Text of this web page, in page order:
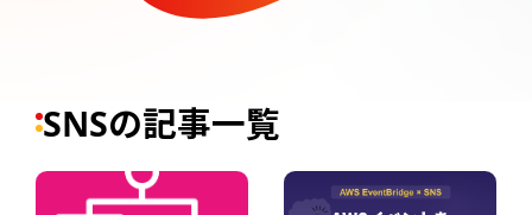
SNSの記事一覧